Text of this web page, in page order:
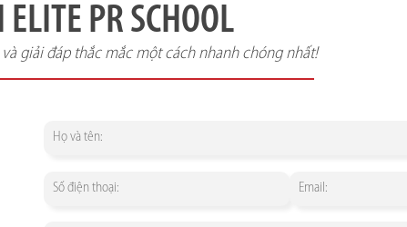
PR SCHOOL
giải đáp thắc mắc một cách nhanh chóng nhất!